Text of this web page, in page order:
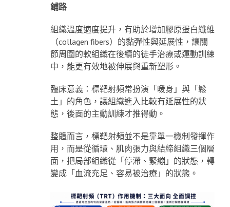
鋪路
組織溫度適度提升，有助於增加膠原蛋白纖維
（collagen fibers）的黏彈性與延展性，讓關
節周圍的軟組織在後續的徒手治療或運動訓練
中，能更有效地被伸展與重新塑形。
臨床意義：標靶射頻常扮演「暖身」與「鬆
土」的角色，讓組織進入比較有延展性的狀
態，後面的主動訓練才推得動。
整體而言，標靶射頻並不是靠單一機制發揮作
用，而是從循環、肌肉張力與結締組織三個層
面，把局部組織從「停滯、緊繃」的狀態，轉
變成「血流充足、容易被治療」的狀態。